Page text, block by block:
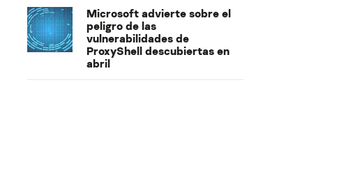
Microsoft advierte sobre el
peligro de las
vulnerabilidades de
ProxyShell descubiertas en
abril